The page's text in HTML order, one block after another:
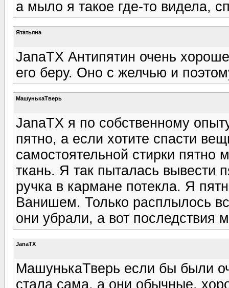
а мыло я такое где-то видела,
Ятатьяна
JanaTX Антипятин очень
его беру. Оно с желчью и
МашунькаТверь
JanaTX я по собственному
пятно, а если хотите спасти
самостоятельной стирки пятно
ткань. Я так пыталась вывести
ручка в кармане потекла. Я
Ванишем. Только расплылось
они убрали, а вот последствия
JanaTX
МашунькаТверь если бы были
стала сама. а они обычные,